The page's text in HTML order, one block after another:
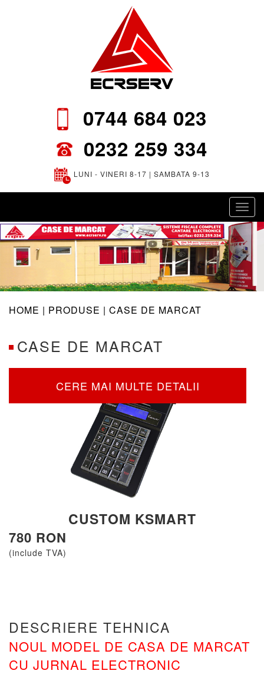
0744 684 023
0232 259 334
LUNI - VINERI 8-17 | SAMBATA 9-13
HOME | PRODUSE | CASE DE MARCAT
CASE DE MARCAT
CUSTOM KSMART
780 RON
(include TVA)
CERE MAI MULTE DETALII
DESCRIERE TEHNICA
NOUL MODEL DE CASA DE MARCAT
CU JURNAL ELECTRONIC